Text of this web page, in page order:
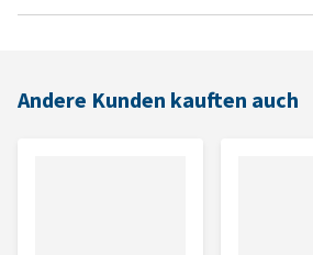
Andere Kunden kauften auch